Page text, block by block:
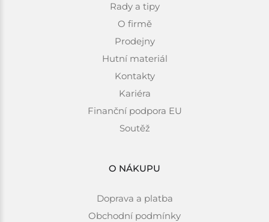
Rady a tipy
O firmě
Prodejny
Hutní materiál
Kontakty
Kariéra
Finanční podpora EU
Soutěž
O NÁKUPU
Doprava a platba
Obchodní podmínky